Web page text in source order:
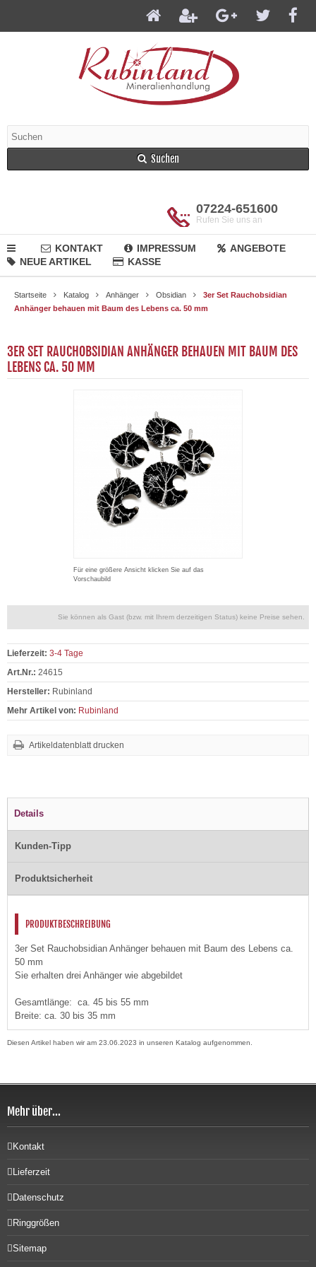
Suchen
07224-651600
Rufen Sie uns an
KONTAKT IMPRESSUM
ANGEBOTE
NEUE ARTIKEL
KASSE
Startseite Katalog Anhänger Obsidian
3er Set Rauchobsidian
Anhänger behauen mit Baum des Lebens ca. 50 mm
3ER SET RAUCHOBSIDIAN ANHÄNGER BEHAUEN MIT BAUM DES
LEBENS CA. 50 MM
Für eine größere Ansicht klicken Sie auf das
Vorschaubild
Sie können als Gast (bzw. mit Ihrem derzeitigen Status) keine Preise sehen.
Lieferzeit: 3-4 Tage
Art.Nr.: 24615
Hersteller: Rubinland
Mehr Artikel von: Rubinland
Artikeldatenblatt drucken
Details
Kunden-Tipp
Produktsicherheit
PRODUKTBESCHREIBUNG
3er Set Rauchobsidian Anhänger behauen mit Baum des Lebens ca.
50 mm
Sie erhalten drei Anhänger wie abgebildet
Gesamtlänge: ca. 45 bis 55 mm
Breite: ca. 30 bis 35 mm
Diesen Artikel haben wir am 23.06.2023 in unseren Katalog aufgenommen.
Mehr über...
Kontakt
Lieferzeit
Datenschutz
Ringgrößen
Sitemap